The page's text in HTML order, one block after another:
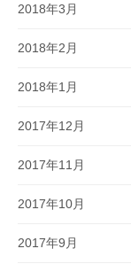
2018年3月
2018年2月
2018年1月
2017年12月
2017年11月
2017年10月
2017年9月